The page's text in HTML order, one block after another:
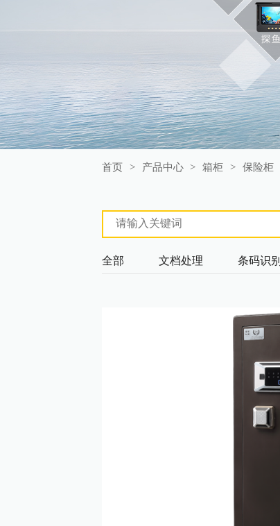
首页 > 产品中心 > 箱柜 > 保险柜
全部 文档处理 条码识别